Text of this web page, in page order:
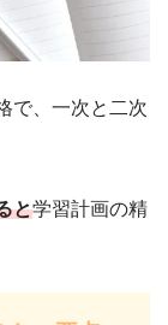
で、一次と二次
と学習計画の精